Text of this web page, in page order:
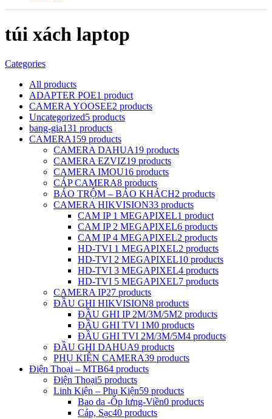
túi xách laptop
Categories
All products
ADAPTER POE1 product
CAMERA YOOSEE2 products
Uncategorized5 products
bang-gia131 products
CAMERA159 products
CAMERA DAHUA19 products
CAMERA EZVIZ19 products
CAMERA IMOU16 products
CÁP CAMERA8 products
BÁO TRỘM – BÁO KHÁCH2 products
CAMERA HIKVISION33 products
CAM IP 1 MEGAPIXEL1 product
CAM IP 2 MEGAPIXEL6 products
CAM IP 4 MEGAPIXEL2 products
HD-TVI 1 MEGAPIXEL2 products
HD-TVI 2 MEGAPIXEL10 products
HD-TVI 3 MEGAPIXEL4 products
HD-TVI 5 MEGAPIXEL7 products
CAMERA IP27 products
ĐẦU GHI HIKVISION8 products
ĐẦU GHI IP 2M/3M/5M2 products
ĐẦU GHI TVI 1M0 products
ĐẦU GHI TVI 2M/3M/5M4 products
ĐẦU GHI DAHUA9 products
PHỤ KIỆN CAMERA39 products
Điện Thoại – MTB64 products
Điện Thoại5 products
Linh Kiện – Phụ Kiện59 products
Bao da -Ốp lưng-Viền0 products
Cáp, Sạc40 products